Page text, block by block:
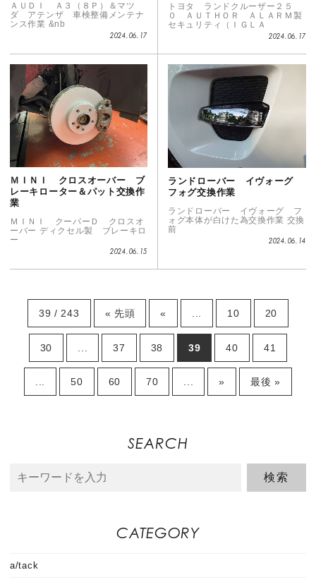
ＡＵＤＩ Ａ３（８Ｐ）＆マツ
ダ アテンザ 車検整備メンテナ
ンス作業 &nb
2024.06.17
トヨタ ランドクルーザー２５
０ ＡＵＴＨＯＲ ＡＬＡＲＭ製
セキュリティ（ＩＧＬＡ
2024.06.17
ＭＩＮＩ クロスオーバー ブ
レーキローター＆パット交換作
業
ＭＩＮＩ クーパーＤ クロスオ
ーバー ディクセル製 ブレーキロ
ー
2024.06.15
ランドローバー イヴォーグ
フォグ交換作業
ランドローバー イヴォーグ フ
ォグ本体が白けた為交換作業 交換
前
2024.06.14
39 / 243 « 先頭 « ... 10 20
30 37 38 39 40 41
50 60 70 » 最後 »
SEARCH
CATEGORY
a/tack